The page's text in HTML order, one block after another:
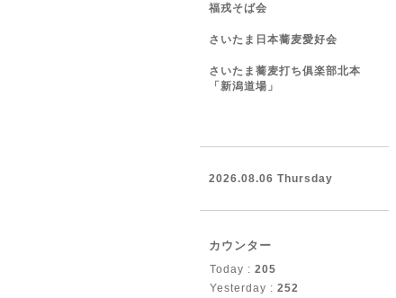
福戎そば会
さいたま日本蕎麦愛好会
さいたま蕎麦打ち俱楽部北本
「新潟道場」
2026.08.06 Thursday
カウンター
Today : 205
Yesterday : 252